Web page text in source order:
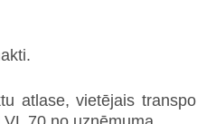
atlase, vietējais